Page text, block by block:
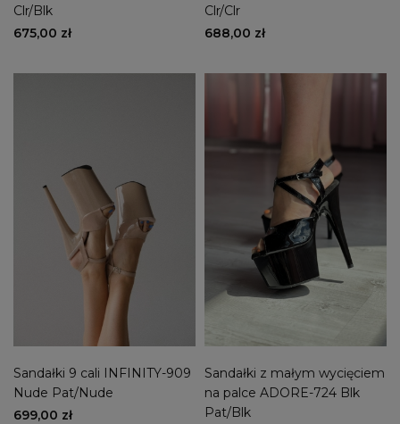
Clr/Blk
675,00 zł
Clr/Clr
688,00 zł
Sandałki 9 cali INFINITY-909
Nude Pat/Nude
699,00 zł
Sandałki z małym wycięciem
na palce ADORE-724 Blk
Pat/Blk